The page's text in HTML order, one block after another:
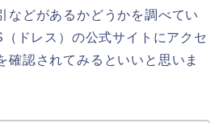
などがあるかどうかを調べてい
ドレス）の公式サイトにアクセ
確認されてみるといいと思いま